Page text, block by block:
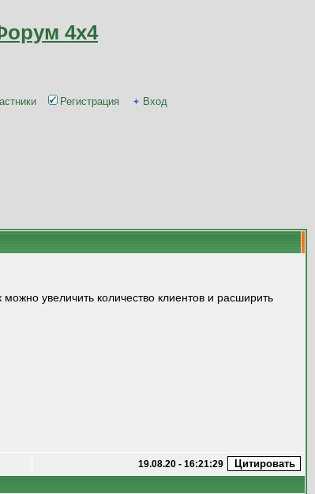
4x4
Регистрация Вход
увеличить количество клиентов и расширить
19.08.20 - 16:21:29